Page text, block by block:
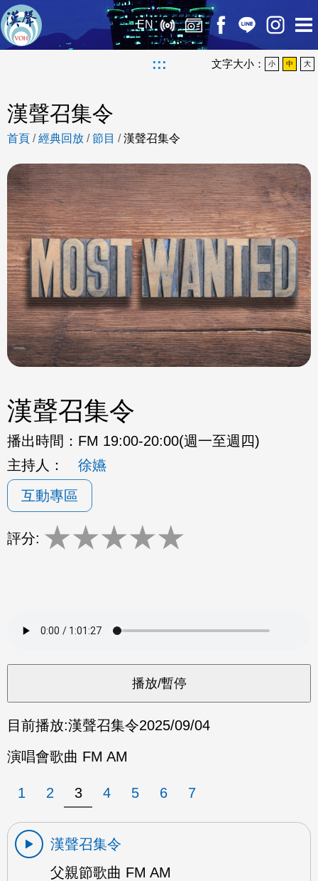
EN
::: 文字大小： 小 中 大
漢聲召集令
首頁 /經典回放 /節目 /漢聲召集令
漢聲召集令
播出時間： FM 19:00-20:00(週一至週四)
主持人：
徐嬿
互動專區
評分: ★★★★★
目前播放:漢聲召集令2025/09/04
演唱會歌曲 FM AM
1 2 3 4 5 6 7
漢聲召集令
父親節歌曲 FM AM